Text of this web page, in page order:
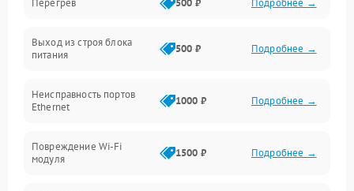
Беспроводной модуль
Программное обеспечение
Перегрев 500 ₽ Подробнее →
Выход из строя блока
питания
500 ₽ Подробнее →
Неисправность портов
Ethernet
1000 ₽ Подробнее →
Повреждение Wi-Fi
модуля
1500 ₽ Подробнее →